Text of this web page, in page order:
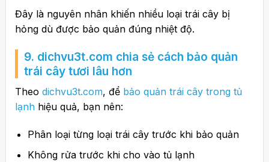
Đây là nguyên nhân khiến nhiều loại trái cây bị
hỏng dù được bảo quản đúng nhiệt độ.
9. dichvu3t.com chia sẻ cách bảo quản
trái cây tươi lâu hơn
Theo dichvu3t.com, để bảo quản trái cây trong tủ
lạnhhiệu quả, bạn nên:
Phân loại từng loại trái cây trước khi bảo quản
Không rửa trước khi cho vào tủ lạnh